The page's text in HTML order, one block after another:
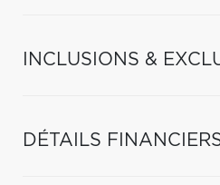
INCLUSIONS &
DÉTAILS